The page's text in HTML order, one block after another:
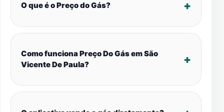
O que é o Preço do Gás?
Como funciona Preço Do Gás em São
Vicente De Paula?